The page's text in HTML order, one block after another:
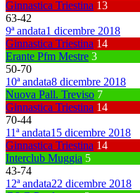
Ginnastica Triestina 13
63-42
9ª andata1 dicembre 2018
Ginnastica Triestina 14
Erante Pfm Mestre 3
50-70
10ª andata8 dicembre 2018
Nuova Pall. Treviso 7
Ginnastica Triestina 14
70-44
11ª andata15 dicembre 2018
Ginnastica Triestina 14
Interclub Muggia 5
43-74
12ª andata22 dicembre 2018